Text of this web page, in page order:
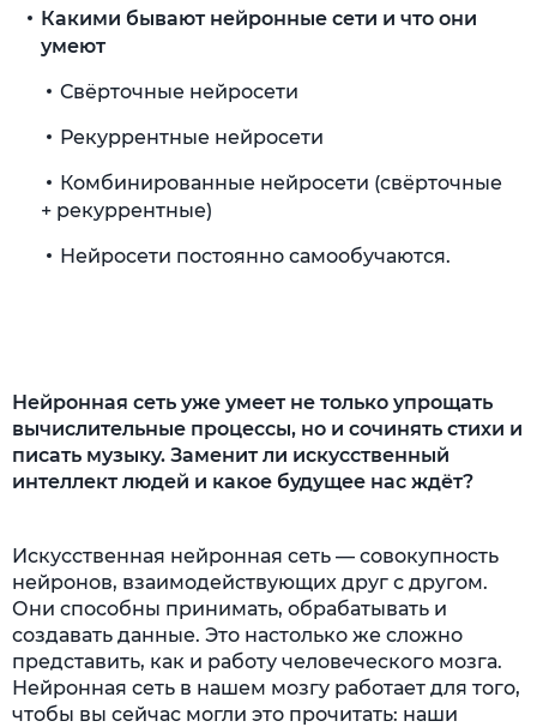
Нейронная сеть уже умеет не только упрощать
вычислительные процессы, но и сочинять стихи и
писать музыку. Заменит ли искусственный
интеллект людей и какое будущее нас ждёт?
Искусственная нейронная сеть — совокупность
нейронов, взаимодействующих друг с другом.
Они способны принимать, обрабатывать и
создавать данные. Это настолько же сложно
представить, как и работу человеческого мозга.
Нейронная сеть в нашем мозгу работает для того,
чтобы вы сейчас могли это прочитать: наши
Какими бывают нейронные сети и что они
умеют
Свёрточные нейросети
Рекуррентные нейросети
Комбинированные нейросети (свёрточные
+ рекуррентные)
Нейросети постоянно самообучаются.
Медицина
Маркетинг